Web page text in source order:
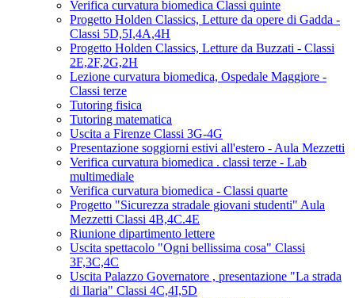
Verifica curvatura biomedica Classi quinte
Progetto Holden Classics, Letture da opere di Gadda -
Classi 5D,5I,4A,4H
Progetto Holden Classics, Letture da Buzzati - Classi
2E,2F,2G,2H
Lezione curvatura biomedica, Ospedale Maggiore -
Classi terze
Tutoring fisica
Tutoring matematica
Uscita a Firenze Classi 3G-4G
Presentazione soggiorni estivi all'estero - Aula Mezzetti
Verifica curvatura biomedica . classi terze - Lab
multimediale
Verifica curvatura biomedica - Classi quarte
Progetto "Sicurezza stradale giovani studenti" Aula
Mezzetti Classi 4B,4C.4E
Riunione dipartimento lettere
Uscita spettacolo "Ogni bellissima cosa" Classi
3F,3C,4C
Uscita Palazzo Governatore , presentazione "La strada
di Ilaria" Classi 4C,4I,5D